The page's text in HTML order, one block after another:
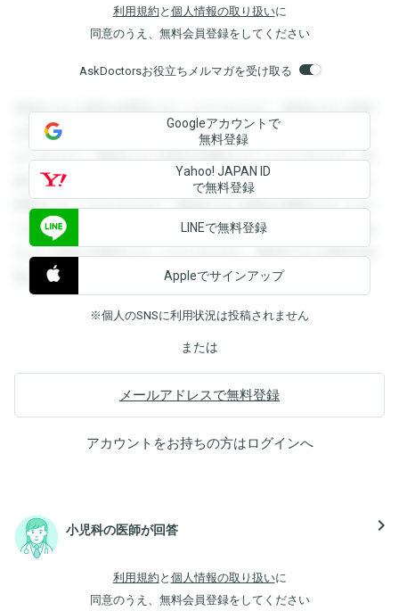
利用規約 と 個人情報の取り扱いに
同意のうえ、無料会員登録をしてください
AskDoctorsお役立ちメルマガを受け取る
登録すると回答を閲覧することができます。登録すると回答
を閲覧することができます。登録すると回答を閲覧すること
ができます。登録すると回答を閲覧することができます。登
録すると回答を閲覧することができます。登録すると回答を
閲覧することができます。登録すると回答を閲覧することが
できます。登録すると回答を閲覧することができます。登録
すると回答を閲覧することができます。登録すると回答を閲
覧することができます。
Googleアカウントで
無料登録
Yahoo! JAPAN ID
で無料登録
LINEで無料登録
Appleでサインアップ
※個人のSNSに利用状況は投稿されません
または
メールアドレスで無料登録
アカウントをお持ちの方はログインへ
小児科の医師が回答 navigate_next
利用規約 と 個人情報の取り扱いに
同意のうえ、無料会員登録をしてください